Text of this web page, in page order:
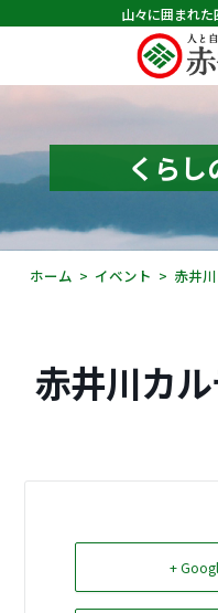
山々に囲まれ
ホーム
むらのできごと
むらのプロフィール
くらしの情報
観光・イベント情報
くらし
ホーム イベント 赤井
赤井川カ
+